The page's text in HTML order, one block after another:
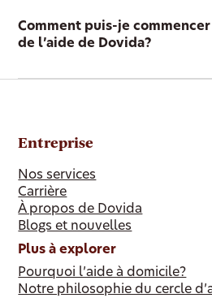
Comment puis-je
de l’aide de Dovida?
Entreprise
Nos services
Carrière
À propos de Dovida
Blogs et nouvelles
Plus à explorer
Pourquoi l’aide à domicile?
Notre philosophie du cercle